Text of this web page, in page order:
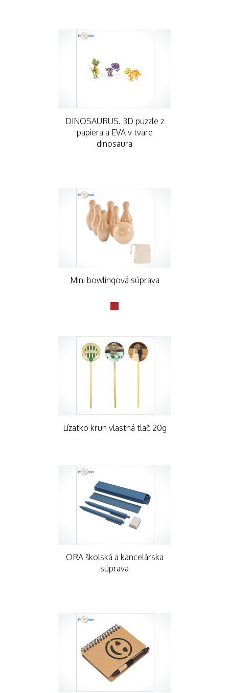
DINOSAURUS. 3D puzzle z
papiera a EVA v tvare
dinosaura
Mini bowlingová súprava
Lízatko kruh vlastná tlač 20g
ORA školská a kancelárska
súprava